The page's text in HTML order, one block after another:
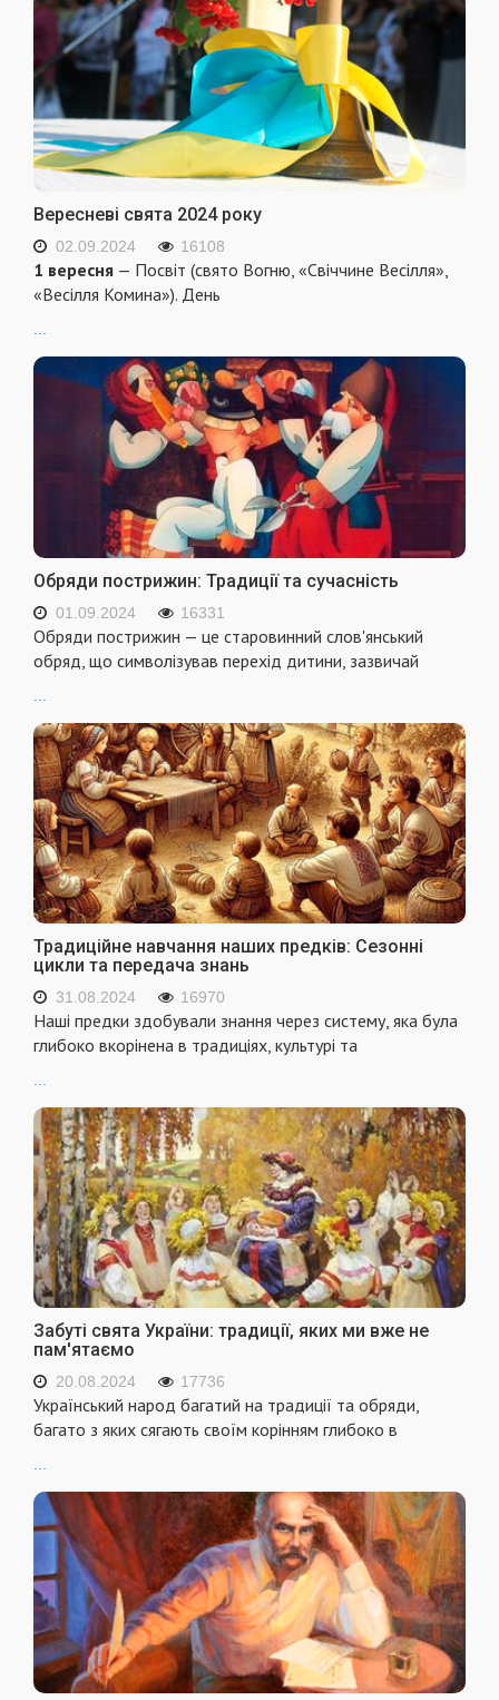
Вересневі свята 2024 року
02.09.2024 16108
1 вересня — Посвіт (свято Вогню, «Свіччине Весілля»,
«Весілля Комина»). День
...
Обряди пострижин: Традиції та сучасність
01.09.2024 16331
Обряди пострижин — це старовинний слов'янський
обряд, що символізував перехід дитини, зазвичай
Традиційне навчання наших предків: Сезонні
цикли та передача знань
31.08.2024 16970
Наші предки здобували знання через систему, яка була
глибоко вкорінена в традиціях, культурі та
Забуті свята України: традиції, яких ми вже не
пам'ятаємо
20.08.2024 17736
Український народ багатий на традиції та обряди,
багато з яких сягають своїм корінням глибоко в
...